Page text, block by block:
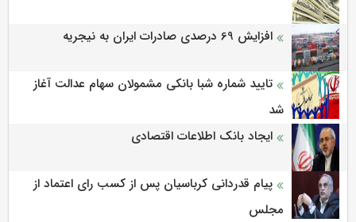
افزایش 69 درصدی صادرات ایران به نیجریه
تایید شماره شبا بانکی مشمولان سهام عدالت آغاز
شد
ایجاد بانک اطلاعات اقتصادی
پیام قدردانی کرباسیان پس از کسب رای اعتماد از
مجلس